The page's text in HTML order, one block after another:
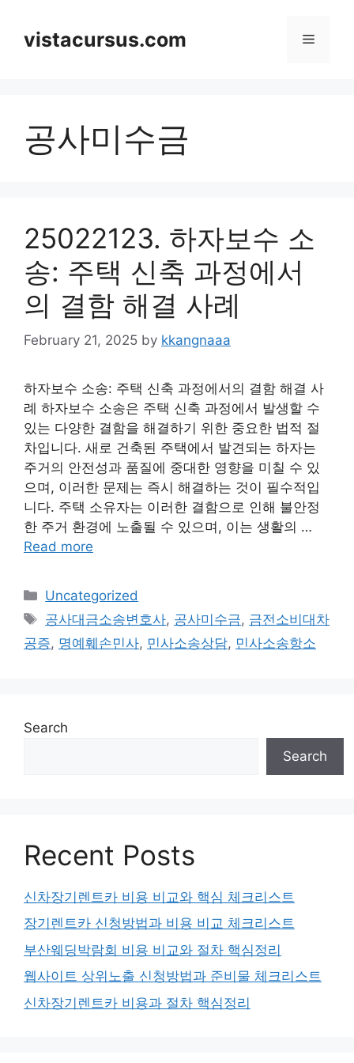
contentvistacursus.com Menu
공사미수금
25022123. 하자보수 소
송: 주택 신축 과정에서
의 결함 해결 사례
February 21, 2025 by kkangnaaa
하자보수 소송: 주택 신축 과정에서의 결함 해결 사
례 하자보수 소송은 주택 신축 과정에서 발생할 수
있는 다양한 결함을 해결하기 위한 중요한 법적 절
차입니다. 새로 건축된 주택에서 발견되는 하자는
주거의 안전성과 품질에 중대한 영향을 미칠 수 있
으며, 이러한 문제는 즉시 해결하는 것이 필수적입
니다. 주택 소유자는 이러한 결함으로 인해 불안정
한 주거 환경에 노출될 수 있으며, 이는 생활의 …
Read more
Categories
Uncategorized
Tags
공사대금소송변호사, 공사미수금, 금전소비대차
공증, 명예훼손민사, 민사소송상담, 민사소송항소
Search
Search
Recent Posts
신차장기렌트카 비용 비교와 핵심 체크리스트
장기렌트카 신청방법과 비용 비교 체크리스트
부산웨딩박람회 비용 비교와 절차 핵심정리
웹사이트 상위노출 신청방법과 준비물 체크리스트
신차장기렌트카 비용과 절차 핵심정리